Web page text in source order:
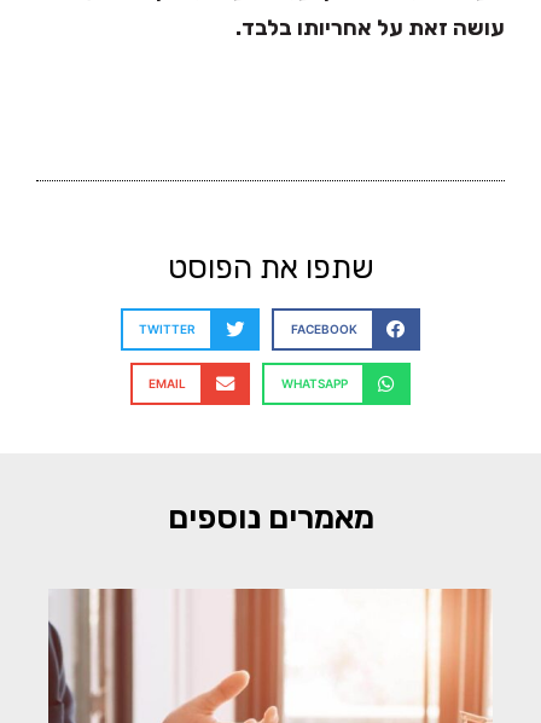
עושה זאת על אחריותו בלבד.
שתפו את הפוסט
FACEBOOK
TWITTER
WHATSAPP
EMAIL
מאמרים נוספים